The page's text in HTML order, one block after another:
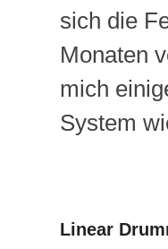
sich die
Monaten
mich
System
Linear